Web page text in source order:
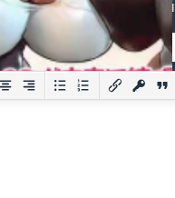
комментарий